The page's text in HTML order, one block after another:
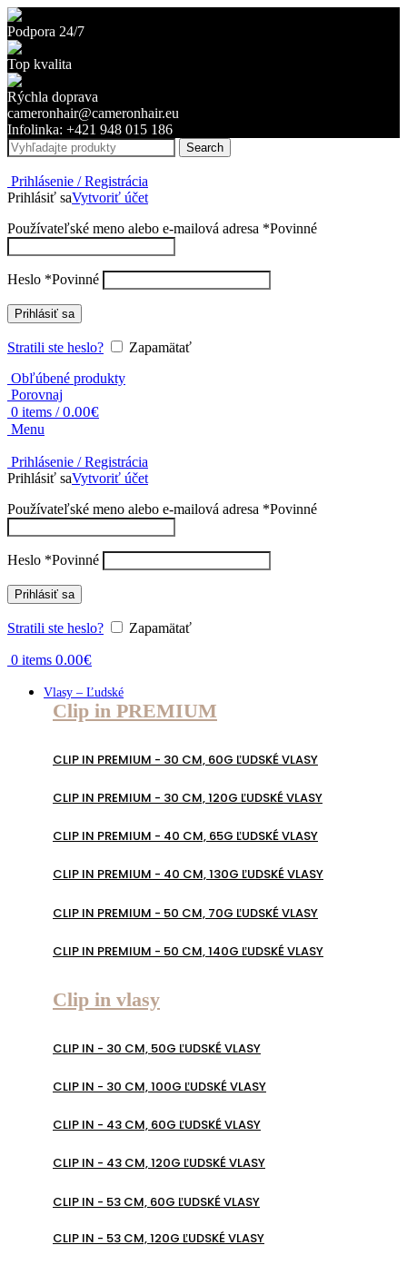
Podpora 24/7
Top kvalita
Rýchla doprava
cameronhair@cameronhair.eu
Infolinka: +421 948 015 186
Search
Prihlásenie / Registrácia
Prihlásiť saVytvoriť účet
Používateľské meno alebo e-mailová adresa *Povinné
Heslo *Povinné
Prihlásiť sa
Stratili ste heslo?
Zapamätať
Obľúbené produkty
Porovnaj
0 items / 0.00€
Menu
Prihlásenie / Registrácia
Prihlásiť saVytvoriť účet
Používateľské meno alebo e-mailová adresa *Povinné
Heslo *Povinné
Prihlásiť sa
Stratili ste heslo? Zapamätať
0 items 0.00€
Vlasy – Ľudské
Clip in PREMIUM
CLIP IN PREMIUM - 30 CM, 60G ĽUDSKÉ VLASY
CLIP IN PREMIUM - 30 CM, 120G ĽUDSKÉ VLASY
CLIP IN PREMIUM - 40 CM, 65G ĽUDSKÉ VLASY
CLIP IN PREMIUM - 40 CM, 130G ĽUDSKÉ VLASY
CLIP IN PREMIUM - 50 CM, 70G ĽUDSKÉ VLASY
CLIP IN PREMIUM - 50 CM, 140G ĽUDSKÉ VLASY
Clip in vlasy
CLIP IN - 30 CM, 50G ĽUDSKÉ VLASY
CLIP IN - 30 CM, 100G ĽUDSKÉ VLASY
CLIP IN - 43 CM, 60G ĽUDSKÉ VLASY
CLIP IN - 43 CM, 120G ĽUDSKÉ VLASY
CLIP IN - 53 CM, 60G ĽUDSKÉ VLASY
CLIP IN - 53 CM, 120G ĽUDSKÉ VLASY